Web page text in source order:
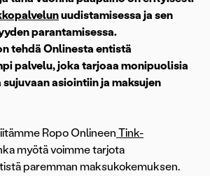
uudistamisessa ja sen
parantamisessa.
tehdä Onlinesta entistä
palvelu, joka tarjoaa monipuolisia
asiointiin ja maksujen
Ropo Onlineen Tink-
myötä voimme tarjota
paremman maksukokemuksen.